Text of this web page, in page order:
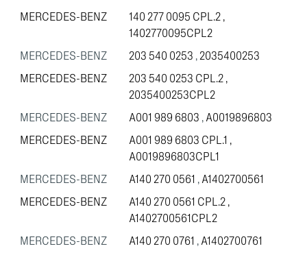
MERCEDES-BENZ
140 277 0095 CPL.2,
1402770095CPL2
MERCEDES-BENZ
203 540 0253 ,2035400253
MERCEDES-BENZ
203 540 0253 CPL.2,
2035400253CPL2
MERCEDES-BENZ
A001 989 6803 ,A0019896803
MERCEDES-BENZ
A001 989 6803 CPL.1 ,
A0019896803CPL1
MERCEDES-BENZ
A140 270 0561 ,A1402700561
MERCEDES-BENZ
A140 270 0561 CPL.2,
A1402700561CPL2
MERCEDES-BENZ
A140 270 0761 ,A1402700761